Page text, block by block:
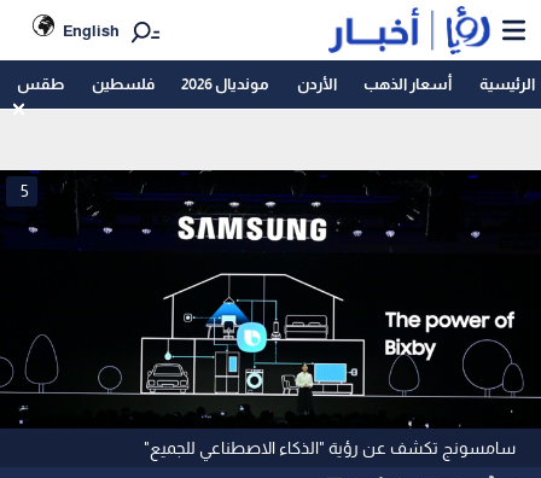
English
الرئيسية أسعار الذهب الأردن مونديال 2026 فلسطين طقس
سامسونج تكشف عن رؤية "الذكاء الاصطناعي للجميع"
5